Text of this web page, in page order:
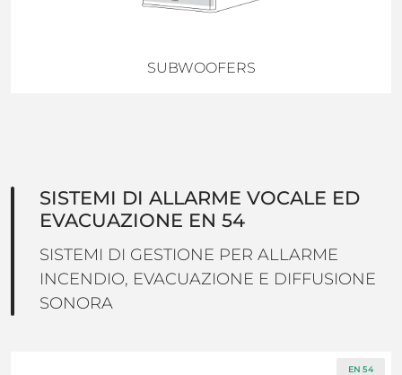
SUBWOOFERS
SISTEMI DI ALLARME VOCALE ED
EVACUAZIONE EN 54
SISTEMI DI GESTIONE PER ALLARME
INCENDIO, EVACUAZIONE E DIFFUSIONE
SONORA
EN 54